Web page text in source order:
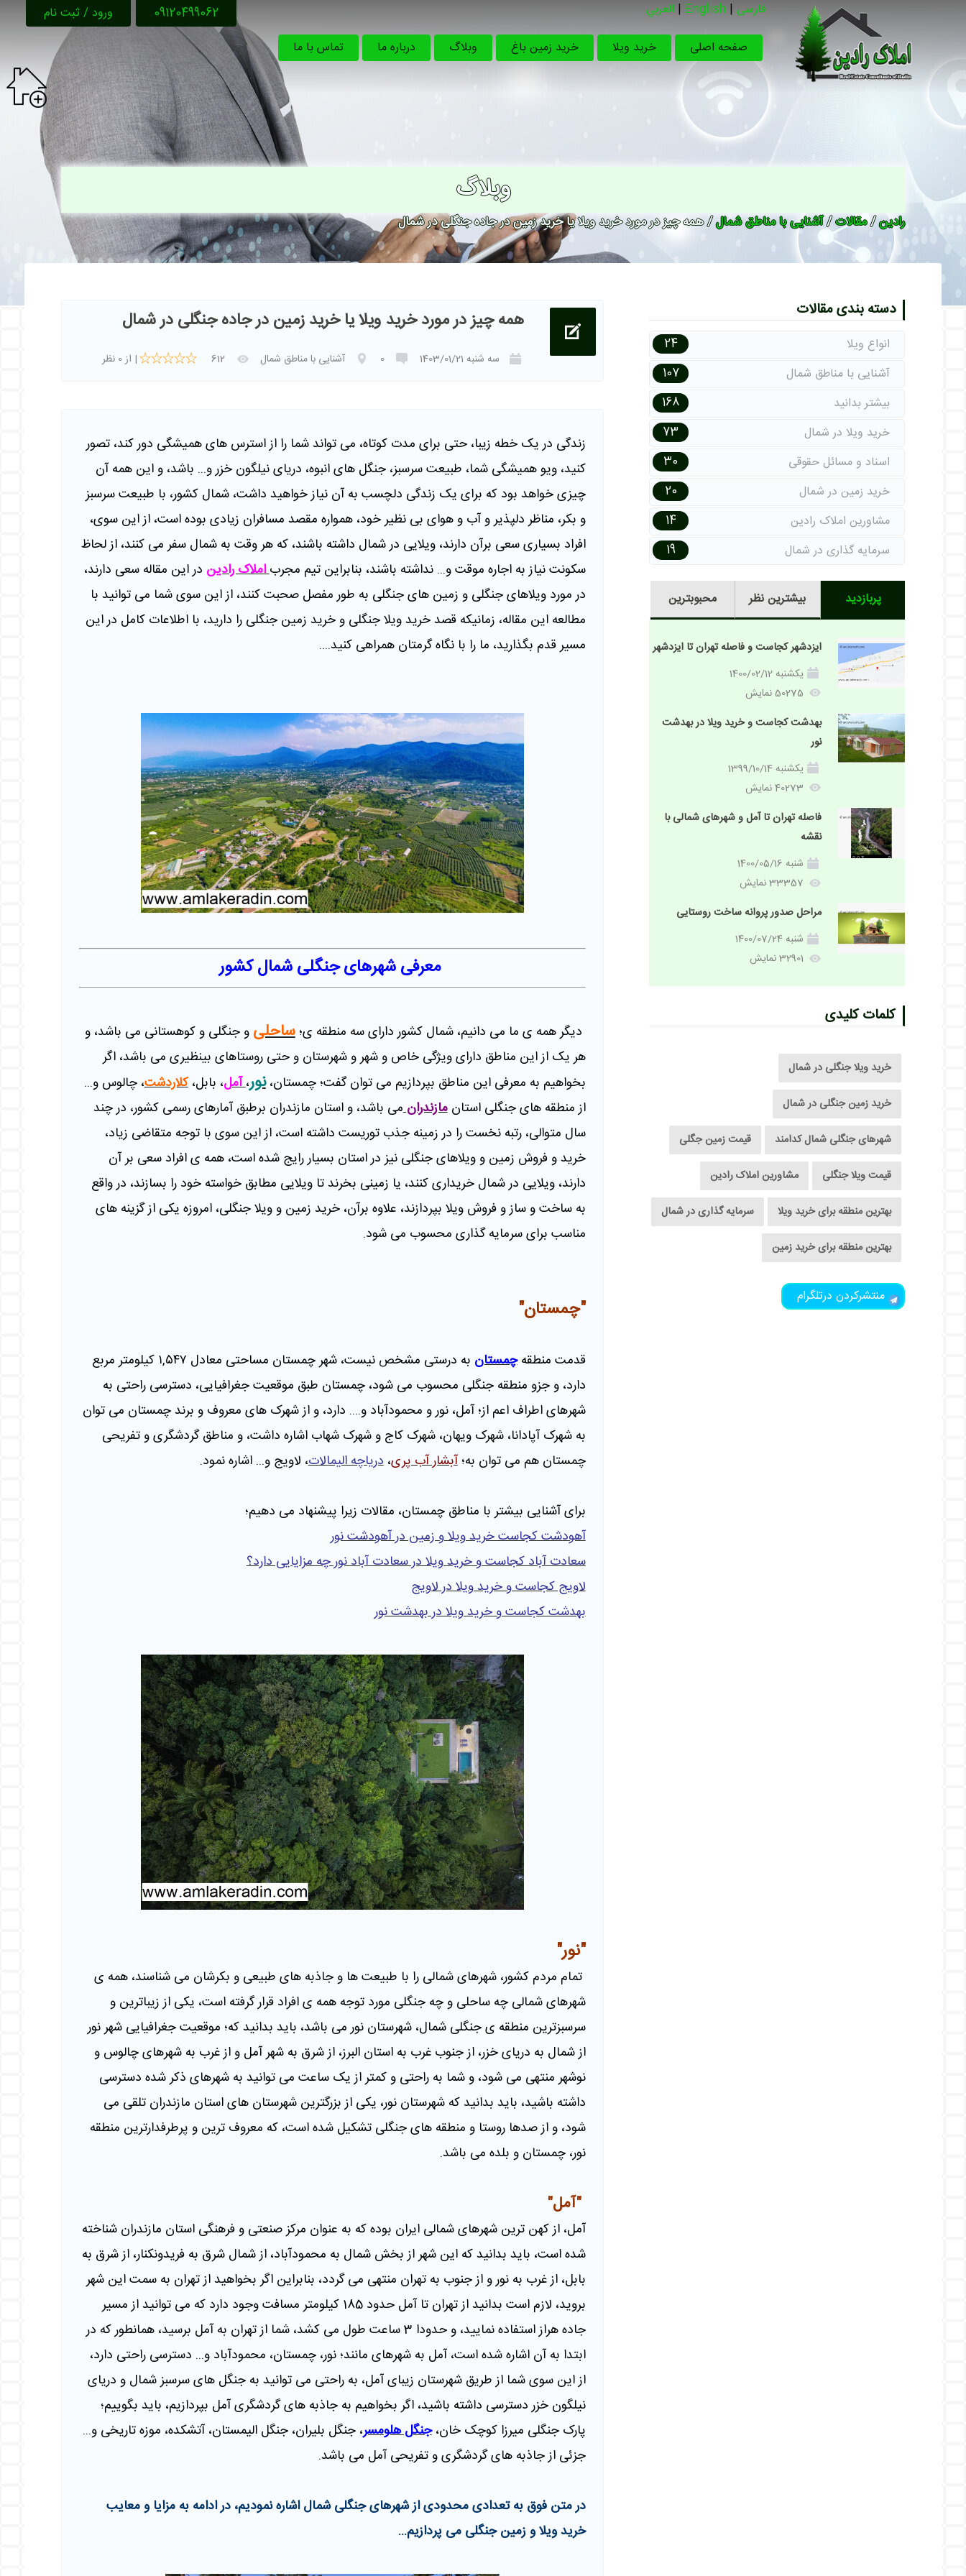
فارسی |
English
| العربي ورود / ثبت نام
09120499062
صفحه اصلی
خرید ویلا خرید زمین باغ وبلاگ درباره ما تماس با ما
وبلاگ
رادین/مقالات/آشنایی با مناطق شمال/ همه چیز در مورد خرید ویلا یا خرید زمین در جاده جنگلی در شمال
همه چیز در مورد خرید ویلا یا خرید زمین در جاده جنگلی در شمال
سه شنبه 1403/01/21 0 آشنایی با مناطق شمال 612 | از 0 نظر
زندگی در یک خطه زیبا، حتی برای مدت کوتاه، می‌ تواند شما را از استر‌س‌ های همیشگی دور کند، تصور
کنید، ویو همیشگی شما، طبیعت سرسبز، جنگل های انبوه، دریای نیلگون خزر و... باشد، و این همه آن
چیزی خواهد بود که برای یک زندگی دلچسب به آن نیاز خواهید داشت، شمال کشور، با طبیعت سرسبز
و بکر، مناظر دلپذیر و آب و هوای بی‌ نظیر خود، همواره مقصد مسافران زیادی بوده است، از این سوی،
افراد بسیاری سعی برآن دارند، ویلایی در شمال داشته باشند، که هر وقت به شمال سفر می کنند، از لحاظ
سکونت نیاز به اجاره موقت و... نداشته باشند، بنابراین تیم مجرباملاک رادین در این مقاله سعی دارند،
در مورد ویلاهای جنگلی و زمین های جنگلی به طور مفصل صحبت کنند، از این سوی شما می توانید با
مطالعه این مقاله، زمانیکه قصد خرید ویلا جنگلی و خرید زمین جنگلی را دارید، با اطلاعات کامل در این
مسیر قدم بگذارید، ما را با نگاه گرمتان همراهی کنید....
معرفی شهرهای جنگلی شمال کشور
دیگر همه ی ما می دانیم، شمال کشور دارای سه منطقه ی؛ساحلی و جنگلی و کوهستانی می باشد، و
هر یک از این مناطق دارای ویژگی خاص و شهر و شهرستان و حتی روستاهای بینظیری می باشد، اگر
بخواهیم به معرفی این مناطق بپردازیم می توان گفت؛ چمستان،نور،آمل، بابل،کلاردشت، چالوس و...
از منطقه های جنگلی استانمازندرانمی باشد، و استان مازندران برطبق آمارهای رسمی کشور، در چند
سال متوالی، رتبه نخست را در زمینه جذب توریست داشته است، از این سوی با توجه متقاضی زیاد،
خرید و فروش زمین و ویلاهای جنگلی نیز در استان بسیار رایج شده است، همه ی افراد سعی بر آن
دارند، ویلایی در شمال خریداری کنند، یا زمینی بخرند تا ویلایی مطابق خواسته خود را بسازند، در واقع
به ساخت و ساز و فروش ویلا بپردازند، علاوه برآن، خرید زمین و ویلا جنگلی، امروزه یکی از گزینه های
مناسب برای سرمایه گذاری محسوب می شود.
"چمستان"
قدمت منطقهچمستان
به‌ درستی مشخص نیست، شهر چمستان مساحتی معادل ۱,۵۴۷ کیلومتر مربع
دارد، و جزو منطقه جنگلی محسوب می شود، چمستان طبق موقعیت جغرافیایی، دسترسی راحتی به
شهرهای اطراف اعم از؛ آمل، نور و محمودآباد و.... دارد، و از شهرک‌ های معروف و برند چمستان می‌ توان
به شهرک آپادانا، شهرک ویهان، شهرک کاج و شهرک شهاب اشاره داشت، و مناطق گردشگری و تفریحی
چمستان هم می توان به؛آبشار آب پری،دریاچه الیمالات، لاویج و... اشاره نمود.
برای آشنایی بیشتر با مناطق چمستان، مقالات زیرا پیشنهاد می دهیم؛
آهودشت کجاست خرید ویلا و زمین در آهودشت نور
سعادت آباد کجاست و خرید ویلا در سعادت آباد نور چه مزایایی دارد؟
لاویج کجاست و خرید ویلا در لاویج
بهدشت کجاست و خرید ویلا در بهدشت نور
"نور"
تمام مردم کشور، شهرهای شمالی را با طبیعت ها و جاذبه های طبیعی و بکرشان می شناسند، همه ی
شهرهای شمالی چه ساحلی و چه جنگلی مورد توجه همه ی افراد قرار گرفته است، یکی از زیباترین و
سرسبزترین منطقه ی جنگلی شمال، شهرستان نور می باشد، باید بدانید که؛ موقعیت جغرافیایی شهر نور
از شمال به دریای خزر، از جنوب غرب به استان البرز، از شرق به شهر آمل و از غرب به شهرهای چالوس و
نوشهر منتهی می شود، و شما به راحتی و کمتر از یک ساعت می توانید به شهرهای ذکر شده دسترسی
داشته باشید، باید بدانید که شهرستان نور، یکی از بزرگترین شهرستان های استان مازندران تلقی می
شود، و از صدها روستا و منطقه های جنگلی تشکیل شده است، که معروف ترین و پرطرفدارترین منطقه
نور، چمستان و بلده می باشد.
"آمل"
آمل، از کهن ترین شهرهای شمالی ایران بوده که به عنوان مرکز صنعتی و فرهنگی استان مازندران شناخته
شده است، باید بدانید که این شهر از بخش شمال به محمودآباد، از شمال شرق به فریدونکنار، از شرق به
بابل، از غرب به نور و از جنوب به تهران منتهی می گردد، بنابراین اگر بخواهید از تهران به سمت این شهر
بروید، لازم است بدانید از تهران تا آمل حدود 185 کیلومتر مسافت وجود دارد که می توانید از مسیر
جاده هراز استفاده نمایید، و حدودا 3 ساعت طول می کشد، شما از تهران به آمل برسید، همانطور که در
ابتدا به آن اشاره شده است، آمل به شهرهای مانند؛ نور، چمستان، محمودآباد و... دسترسی راحتی دارد،
از این سوی شما از طریق شهرستان زیبای آمل، به راحتی می توانید به جنگل های سرسبز شمال و دریای
نیلگون خزر دسترسی داشته باشید، اگر بخواهیم به جاذبه های گردشگری آمل بپردازیم، باید بگوییم؛
پارک جنگلی میرزا کوچک خان،جنگل هلومسر، جنگل بلیران، جنگل الیمستان، آتشکده، موزه تاریخی و...
جزئی از جاذبه های گردشگری و تفریحی آمل می باشد.
در متن فوق به تعدادی محدودی از شهرهای جنگلی شمال اشاره نمودیم، در ادامه به مزایا و معایب
خرید ویلا و زمین جنگلی می پردازیم...
دسته بندی مقالات
انواع ویلا
24
آشنایی با مناطق شمال
107
بیشتر بدانید
168
خرید ویلا در شمال
73
اسناد و مسائل حقوقی
30
خرید زمین در شمال
20
مشاورین املاک رادین
14
سرمایه گذاری در شمال
19
پربازدید بیشترین نظر محبوبترین
ایزدشهر کجاست و فاصله تهران تا ایزدشهر
یکشنبه 1400/02/12
50275 نمایش
بهدشت کجاست و خرید ویلا در بهدشت
نور
یکشنبه 1399/10/14
40273 نمایش
فاصله تهران تا آمل و شهرهای شمالی با
نقشه
شنبه 1400/05/16
33357 نمایش
مراحل صدور پروانه ساخت روستایی
شنبه 1400/07/24
32901 نمایش
کلمات کلیدی
خرید ویلا جنگلی در شمال
خرید زمین جنگلی در شمال
شهرهای جنگلی شمال کدامند قیمت زمین جگلی
قیمت ویلا جنگلی مشاورین املاک رادین
بهترین منطقه برای خرید ویلا سرمایه گذاری در شمال
بهترین منطقه برای خرید زمین
منتشرکردن درتلگرام